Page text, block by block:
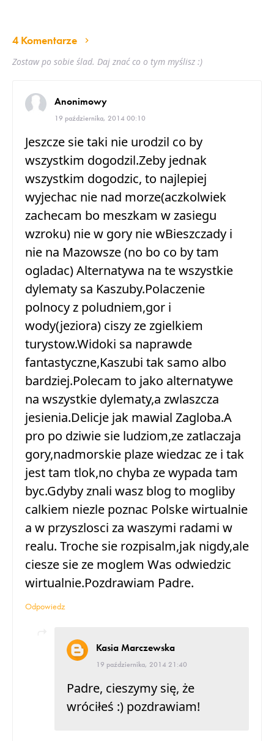
4 Komentarze
Zostaw po sobie ślad. Daj znać co o tym myślisz :)
Anonimowy
19 października, 2014 00:10
Jeszcze sie taki nie urodzil co by
wszystkim dogodzil.Zeby jednak
wszystkim dogodzic, to najlepiej
wyjechac nie nad morze(aczkolwiek
zachecam bo meszkam w zasiegu
wzroku) nie w gory nie wBieszczady i
nie na Mazowsze (no bo co by tam
ogladac) Alternatywa na te wszystkie
dylematy sa Kaszuby.Polaczenie
polnocy z poludniem,gor i
wody(jeziora) ciszy ze zgielkiem
turystow.Widoki sa naprawde
fantastyczne,Kaszubi tak samo albo
bardziej.Polecam to jako alternatywe
na wszystkie dylematy,a zwlaszcza
jesienia.Delicje jak mawial Zagloba.A
pro po dziwie sie ludziom,ze zatlaczaja
gory,nadmorskie plaze wiedzac ze i tak
jest tam tlok,no chyba ze wypada tam
byc.Gdyby znali wasz blog to mogliby
calkiem niezle poznac Polske wirtualnie
a w przyszlosci za waszymi radami w
realu. Troche sie rozpisalm,jak nigdy,ale
ciesze sie ze moglem Was odwiedzic
wirtualnie.Pozdrawiam Padre.
Odpowiedz
Kasia Marczewska
19 października, 2014 21:40
Padre, cieszymy się, że
wróciłeś :) pozdrawiam!